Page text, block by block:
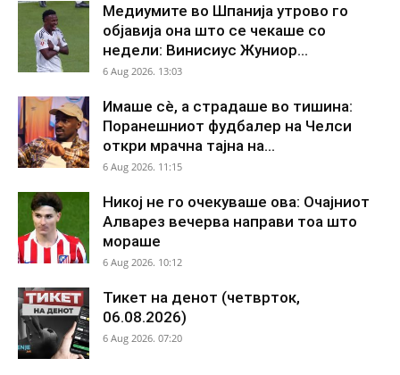
Медиумите во Шпанија утрово го
објавија она што се чекаше со
недели: Винисиус Жуниор...
6 Aug 2026. 13:03
Имаше сè, а страдаше во тишина:
Поранешниот фудбалер на Челси
откри мрачна тајна на...
6 Aug 2026. 11:15
Никој не го очекуваше ова: Очајниот
Алварез вечерва направи тоа што
мораше
6 Aug 2026. 10:12
Тикет на денот (четврток,
06.08.2026)
6 Aug 2026. 07:20